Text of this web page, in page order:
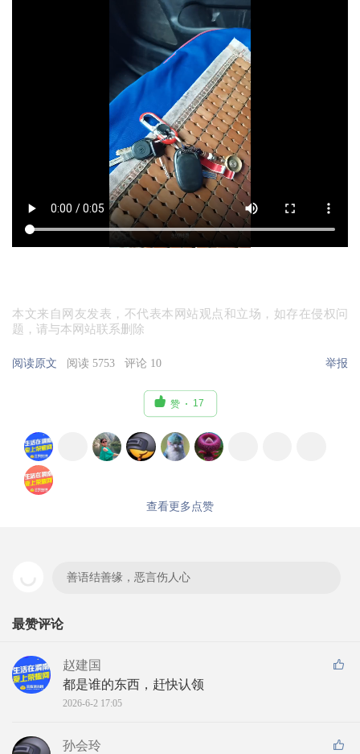
本文来自网友发表，不代表本网站观点和立场，如存在侵权问
题，请与本网站联系删除
阅读原文 阅读 5753 评论 10 举报
 赞 17
查看更多点赞
善语结善缘，恶言伤人心
最赞评论
赵建国
都是谁的东西，赶快认领
2026-6-2 17:05
孙会玲